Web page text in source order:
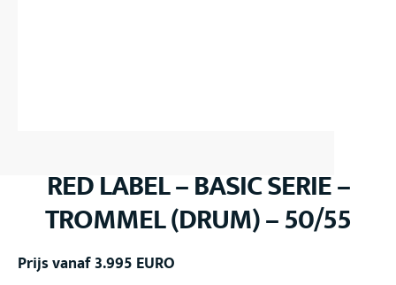
RED LABEL – BASIC SERIE –
TROMMEL (DRUM) – 50/55
Prijs vanaf 3.995 EURO